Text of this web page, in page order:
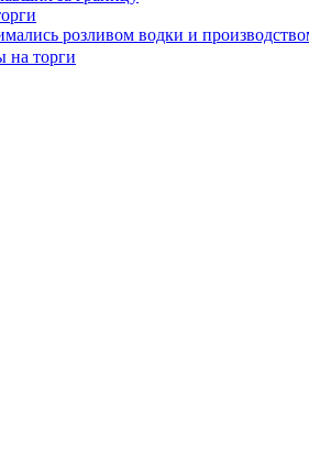
розливом водки и